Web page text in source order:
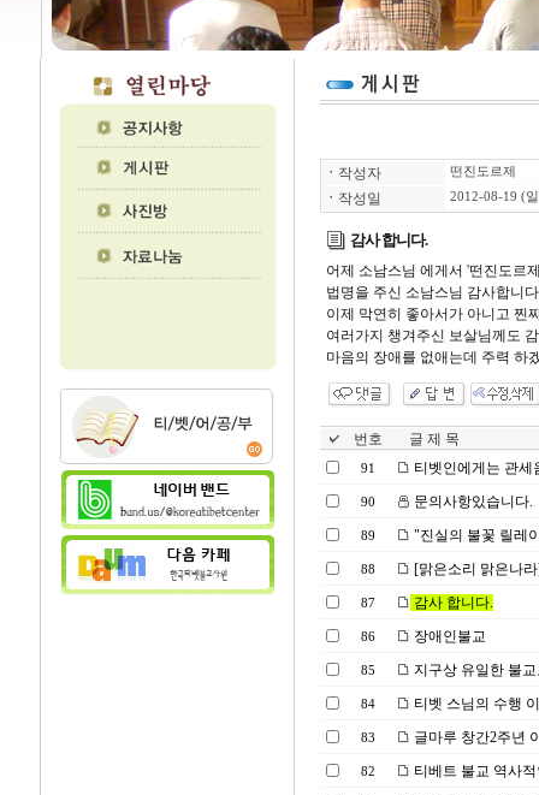
ㆍ 작성자 떤진도르제
ㆍ 작성일 2012-08-19 (
감사 합니다.
어제 소남스님 에게서 '떤진도르
법명을 주신 소남스님 감사합니
이제 막연히 좋아서가 아니고 찐
여러가지 챙겨주신 보살님께도
마음의 장애를 없애는데 주력 하
번호 글 제 목
91 티벳인에게는 관세
90 문의사항있습니다.
89 "진실의 불꽃 릴레
88 [맑은소리 맑은나
87 감사 합니다.
86 장애인불교
85 지구상 유일한 불
84 티벳 스님의 수행
83 글마루 창간2주년
82 티베트 불교 역사